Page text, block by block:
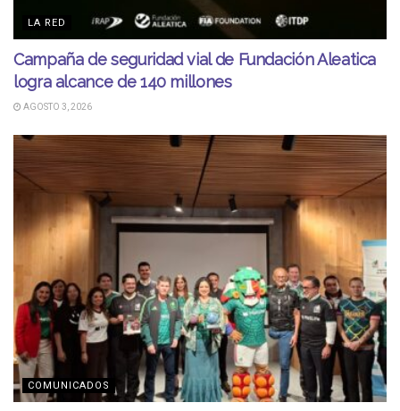
LA RED
Campaña de seguridad vial de Fundación Aleatica
logra alcance de 140 millones
AGOSTO 3, 2026
COMUNICADOS